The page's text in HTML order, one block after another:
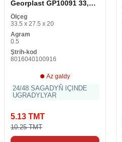
Georplast GP10091 33,5 x
20 x 27,5 sm (3,7 L)
Ölçeg
33.5 x 27.5 x 20
Agram
0.5
Ştrih-kod
8016040100916
Az galdy
24/48 SAGADYŇ IÇINDE
UGRADYLYAR
5.13 TMT
10.25 TMT